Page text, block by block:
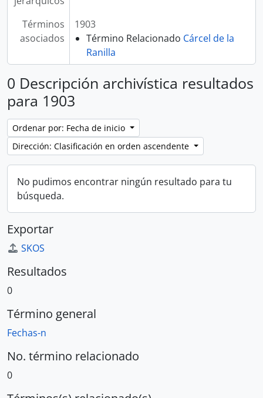
Términos
asociados
1903
Término Relacionado Cárcel de la
Ranilla
0 Descripción archivística resultados
para 1903
Ordenar por: Fecha de inicio
Dirección: Clasificación en orden ascendente
No pudimos encontrar ningún resultado para tu
búsqueda.
Exportar
SKOS
Resultados
0
Término general
Fechas-n
No. término relacionado
0